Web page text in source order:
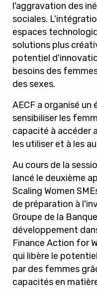
l'aggravation des
sociales.
espaces
solutions plus
potentiel
besoins des
des sexes.
AECF a organisé
sensibiliser les
capacité à accéder
les utiliser et à les
Au cours de la
lancé le deuxième
Scaling Women
de préparation à l'
Groupe de la
développement
Finance Action for
qui libère le
par des femmes
capacités en